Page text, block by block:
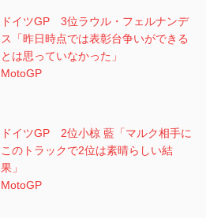
ドイツGP 3位ラウル・フェルナンデ
ス「昨日時点では表彰台争いができる
とは思っていなかった」
MotoGP
ドイツGP 2位小椋 藍「マルク相手に
このトラックで2位は素晴らしい結
果」
MotoGP